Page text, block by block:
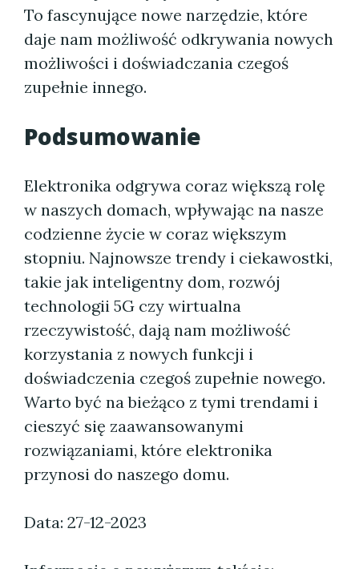
To fascynujące nowe narzędzie, które
daje nam możliwość odkrywania nowych
możliwości i doświadczania czegoś
zupełnie innego.
Podsumowanie
Elektronika odgrywa coraz większą rolę
w naszych domach, wpływając na nasze
codzienne życie w coraz większym
stopniu. Najnowsze trendy i ciekawostki,
takie jak inteligentny dom, rozwój
technologii 5G czy wirtualna
rzeczywistość, dają nam możliwość
korzystania z nowych funkcji i
doświadczenia czegoś zupełnie nowego.
Warto być na bieżąco z tymi trendami i
cieszyć się zaawansowanymi
rozwiązaniami, które elektronika
przynosi do naszego domu.
Data: 27-12-2023